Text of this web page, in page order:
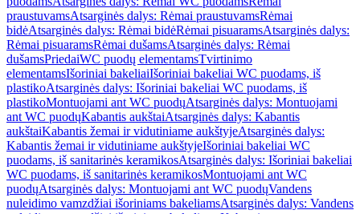
praustuvamsAtsarginės dalys: Rėmai praustuvamsRėmai
bidėAtsarginės dalys: Rėmai bidėRėmai pisuaramsAtsarginės dalys:
Rėmai pisuaramsRėmai dušamsAtsarginės dalys: Rėmai
dušamsPriedaiWC puodų elementamsTvirtinimo
elementamsIšoriniai bakeliaiIšoriniai bakeliai WC puodams, iš
plastikoAtsarginės dalys: Išoriniai bakeliai WC puodams, iš
plastikoMontuojami ant WC puodųAtsarginės dalys: Montuojami
ant WC puodųKabantis aukštaiAtsarginės dalys: Kabantis
aukštaiKabantis žemai ir vidutiniame aukštyjeAtsarginės dalys:
Kabantis žemai ir vidutiniame aukštyjeIšoriniai bakeliai WC
puodams, iš sanitarinės keramikosAtsarginės dalys: Išoriniai bakeliai
WC puodams, iš sanitarinės keramikosMontuojami ant WC
puodųAtsarginės dalys: Montuojami ant WC puodųVandens
nuleidimo vamzdžiai išoriniams bakeliamsAtsarginės dalys: Vandens